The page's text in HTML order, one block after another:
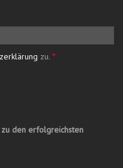
zu. *
zu den erfolgreichsten